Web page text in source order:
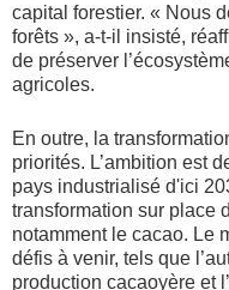
capital forestier. « Nous
forêts », a-t-il insisté,
de préserver
agricoles.
En outre, la
priorités. L’ambition est
pays industrialisé d'ici
transformation sur place
notamment le cacao. Le
défis à venir, tels que
production cacaoyère et